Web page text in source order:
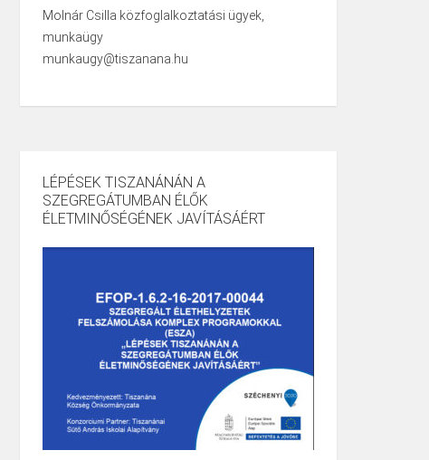
Molnár Csilla közfoglalkoztatási ügyek,
munkaügy
munkaugy@tiszanana.hu
LÉPÉSEK TISZANÁNÁN A
SZEGREGÁTUMBAN ÉLŐK
ÉLETMINŐSÉGÉNEK JAVÍTÁSÁÉRT